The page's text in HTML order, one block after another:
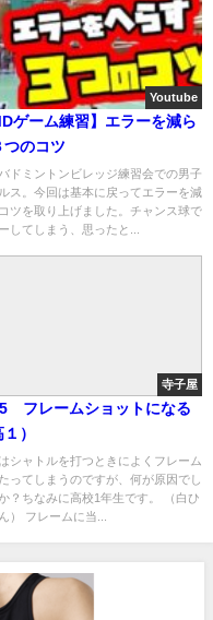
Youtube
ゲーム練習】エラーを減ら
つのコツ
ドミントンビレッジ練習会での男子
ス。今回は基本に戻ってエラーを減
ツを取り上げました。チャンス球で
してしまう、思ったと...
寺子屋
フレームショットになる
１）
シャトルを打つときによくフレーム
ってしまうのですが、何が原因でし
か？ちなみに高校1年生です。 （白ひ
） フレームに当...